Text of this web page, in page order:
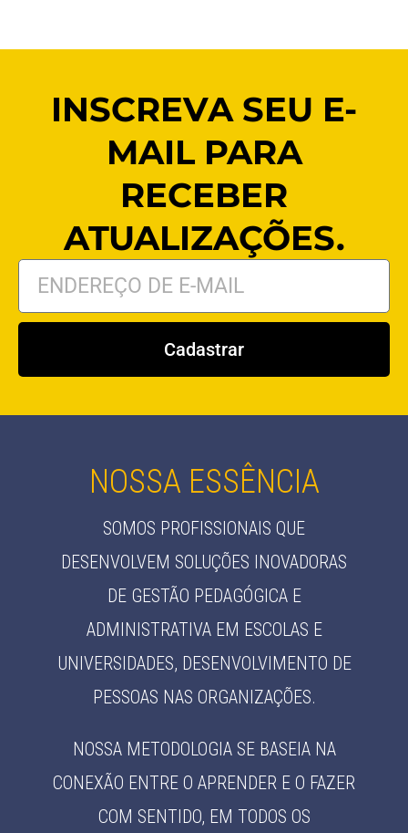
INSCREVA SEU E-
MAIL PARA
RECEBER
ATUALIZAÇÕES.
Cadastrar
NOSSA ESSÊNCIA
SOMOS PROFISSIONAIS QUE
DESENVOLVEM SOLUÇÕES INOVADORAS
DE GESTÃO PEDAGÓGICA E
ADMINISTRATIVA EM ESCOLAS E
UNIVERSIDADES, DESENVOLVIMENTO DE
PESSOAS NAS ORGANIZAÇÕES.
NOSSA METODOLOGIA SE BASEIA NA
CONEXÃO ENTRE O APRENDER E O FAZER
COM SENTIDO, EM TODOS OS